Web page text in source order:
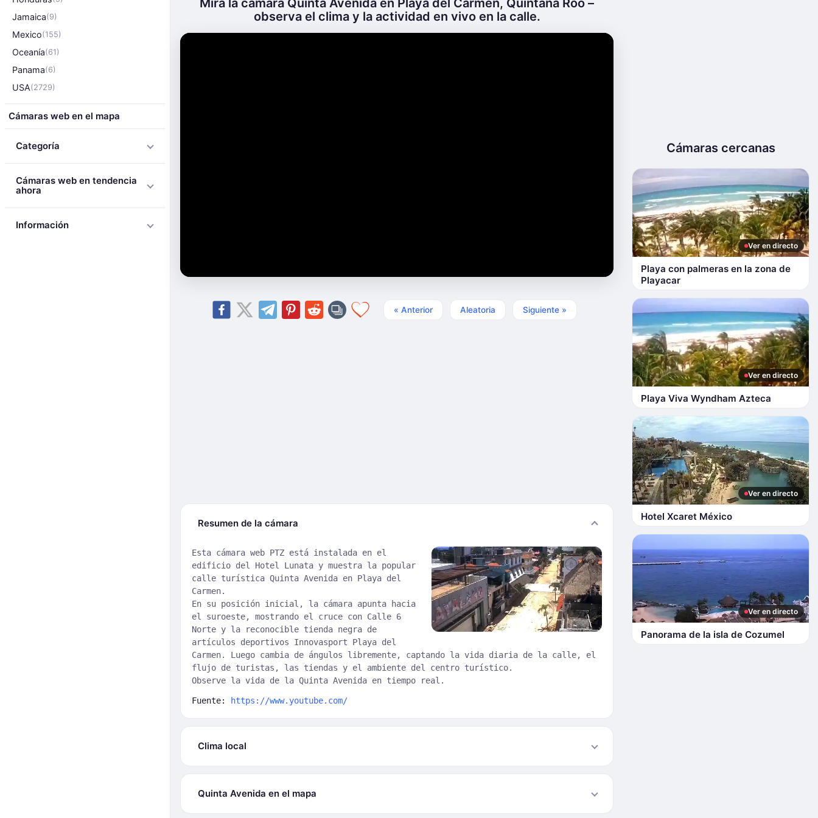
Jamaica(9)
Mexico(155)
Oceanía(61)
Panama(6)
USA(2729)
Cámaras web en el mapa
Categoría
Cámaras web en tendencia
ahora
Información
Mira la cámara Quinta Avenida en Playa del Carmen, Quintana Roo –
observa el clima y la actividad en vivo en la calle.
« Anterior Aleatoria Siguiente »
Resumen de la cámara
Esta cámara web PTZ está instalada en el
edificio del Hotel Lunata y muestra la popular
calle turística Quinta Avenida en Playa del
Carmen.
En su posición inicial, la cámara apunta hacia
el suroeste, mostrando el cruce con Calle 6
Norte y la reconocible tienda negra de
artículos deportivos Innovasport Playa del
Carmen. Luego cambia de ángulos libremente, captando la vida diaria de la calle, el
flujo de turistas, las tiendas y el ambiente del centro turístico.
Observe la vida de la Quinta Avenida en tiempo real.
Fuente: https://www.youtube.com/
Clima local
Quinta Avenida en el mapa
Cámaras cercanas
Ver en directo
Playa con palmeras en la zona de
Playacar
Ver en directo
Playa Viva Wyndham Azteca
Ver en directo
Hotel Xcaret México
Ver en directo
Panorama de la isla de Cozumel